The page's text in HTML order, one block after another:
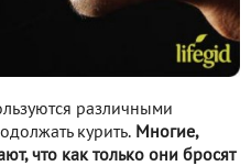
различными
курить. Многие,
что как только они бросят